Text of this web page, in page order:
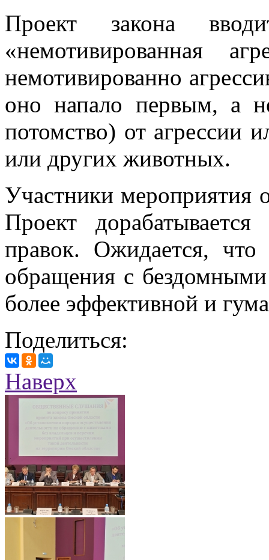
Проект закона
«немотивированная
немотивированно
оно напало первым, а
потомство) от агрессии
или других животных.
Участники мероприятия
Проект
правок. Ожидается, что
обращения с
более эффективной и
Поделиться:
Наверх